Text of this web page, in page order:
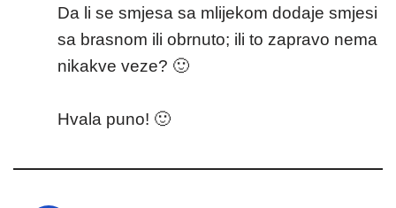
Da li se smjesa sa mlijekom dodaje smjesi
sa brasnom ili obrnuto; ili to zapravo nema
nikakve veze? 🙂
Hvala puno! 🙂